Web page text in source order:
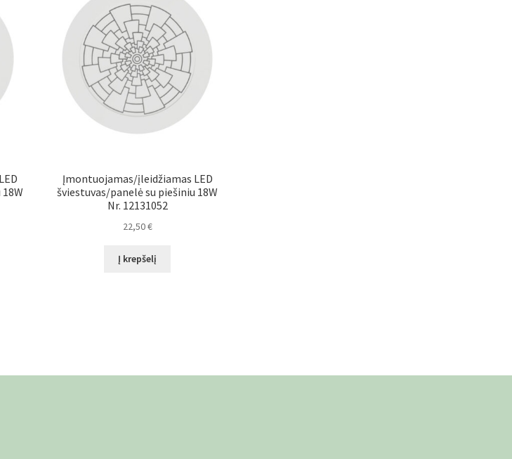
Įmontuojamas/įleidžiamas LED
šviestuvas/panelė su piešiniu 18W
Nr. 12131052
22,50€
Į krepšelį